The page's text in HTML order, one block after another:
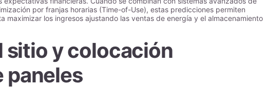
por franjas horarias (Time-of-Use), estas predicciones permiten
maximizar los ingresos ajustando las ventas de energía y el almacenamiento
sitio y colocación
paneles